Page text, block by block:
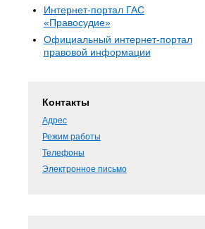
Интернет-портал ГАС
«Правосудие»
Официальный интернет-портал
правовой информации
Контакты
Адрес
Режим работы
Телефоны
Электронное письмо